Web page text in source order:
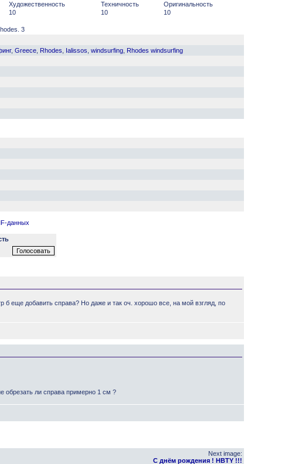
Художественность Техничность
Оригинальность
10 10 10
3
, Greece Rhodes Ialissos windsurfing Rhodes windsurfing
данных
б еще добавить справа? Но даже и так оч. хорошо все, на мой взгляд, по
обрезать ли справа примерно 1 см ?
Next image:
С днём рождения ! HBTY !!!